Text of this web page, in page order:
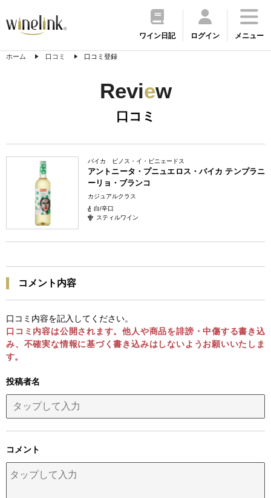
ワイン日記 ログイン メニュー
ホーム 口コミ 口コミ登録
Review
口コミ
バイカ ビノス・イ・ビニェードス
アントニータ・プニュエロス・バイカ テンプラニ
ーリョ・ブランコ
カジュアルクラス
白/辛口
スティルワイン
コメント内容
口コミ内容を記入してください。
口コミ内容は公開されます。他人や商品を誹謗・中傷する書き込
み、不確実な情報に基づく書き込みはしないようお願いいたしま
す。
投稿者名
コメント